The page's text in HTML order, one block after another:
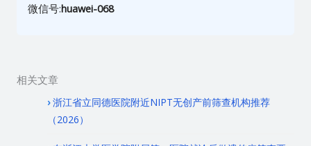
微信号:huawei-068
相关文章
浙江省立同德医院附近NIPT无创产前筛查机构推荐
（2026）